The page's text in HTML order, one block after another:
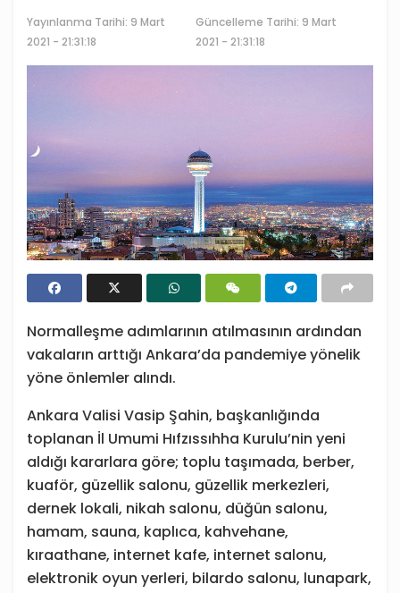
Yayınlanma Tarihi: 9 Mart
2021 - 21:31:18
Güncelleme Tarihi: 9 Mart
2021 - 21:31:18
Normalleşme adımlarının atılmasının ardından
vakaların arttığı Ankara’da pandemiye yönelik
yöne önlemler alındı.
Ankara Valisi Vasip Şahin, başkanlığında
toplanan İl Umumi Hıfzıssıhha Kurulu’nin yeni
aldığı kararlara göre; toplu taşımada, berber,
kuaför, güzellik salonu, güzellik merkezleri,
dernek lokali, nikah salonu, düğün salonu,
hamam, sauna, kaplıca, kahvehane,
kıraathane, internet kafe, internet salonu,
elektronik oyun yerleri, bilardo salonu, lunapark,